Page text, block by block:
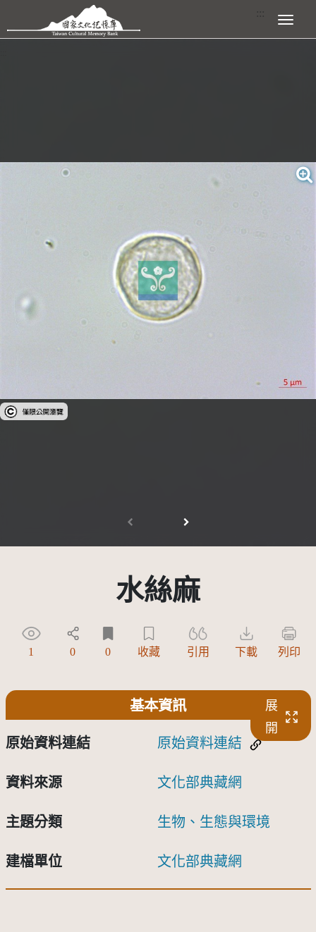
跳到主要內容區塊 展開選單
受著作權法保護-僅限於本平台有限度公開瀏覽
水絲麻
1 0 0 收藏 引用 下載 列印
基本資訊
展
開
原始資料連結 原始資料連結
資料來源 文化部典藏網
主題分類 生物、生態與環境
建檔單位 文化部典藏網